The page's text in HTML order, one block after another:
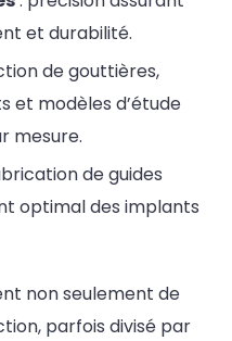
et durabilité.
de gouttières,
et modèles d’étude
mesure.
de guides
optimal des implants
non seulement de
parfois divisé par